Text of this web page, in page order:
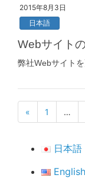
2015年8月3日
日本語
Webサイト
弊社Webサイトを
« 1 …
日本語
English